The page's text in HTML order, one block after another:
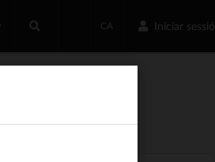
CA Iniciar sessió